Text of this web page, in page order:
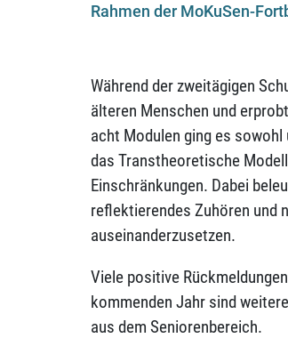
Rahmen der MoKuSen-
Während der zweitägigen
älteren Menschen und
acht Modulen ging es
das Transtheoretische
Einschränkungen. Dabei
reflektierendes Zuhören und
auseinanderzusetzen.
Viele positive
kommenden Jahr sind
aus dem Seniorenbereich.